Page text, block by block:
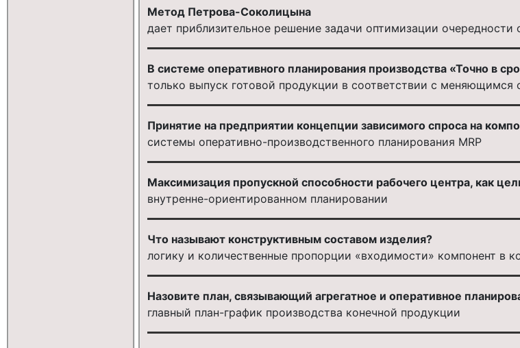
Метод Петрова-Соколицына
дает приблизительное решение задачи оптимизации очередности
В системе оперативного планирования производства «Точно в
только выпуск готовой продукции в соответствии с
Принятие на предприятии концепции зависимого спроса на
системы оперативно-производственного планирования MRP
Максимизация пропускной способности рабочего центра, как
внутренне-ориентированном планировании
Что называют конструктивным составом изделия?
логику и количественные пропорции «входимости» компонент в
Назовите план, связывающий агрегатное и оперативное
главный план-график производства конечной продукции